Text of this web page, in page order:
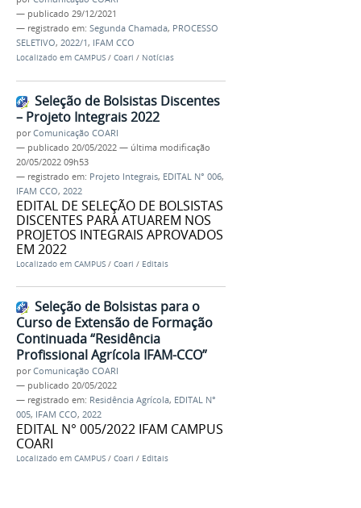
— publicado 29/12/2021
— registrado em: Segunda Chamada, PROCESSO
SELETIVO, 2022/1, IFAM CCO
Localizado em CAMPUS / Coari / Notícias
Seleção de Bolsistas Discentes
– Projeto Integrais 2022
porComunicação COARI
— publicado 20/05/2022 — última modificação
20/05/2022 09h53
— registrado em: Projeto Integrais, EDITAL N° 006,
IFAM CCO, 2022
EDITAL DE SELEÇÃO DE BOLSISTAS
DISCENTES PARA ATUAREM NOS
PROJETOS INTEGRAIS APROVADOS
EM 2022
Localizado em CAMPUS / Coari / Editais
Seleção de Bolsistas para o
Curso de Extensão de Formação
Continuada “Residência
Profissional Agrícola IFAM-CCO”
porComunicação COARI
— publicado 20/05/2022
— registrado em: Residência Agrícola, EDITAL N°
005, IFAM CCO, 2022
EDITAL N° 005/2022 IFAM CAMPUS
COARI
Localizado em CAMPUS / Coari / Editais